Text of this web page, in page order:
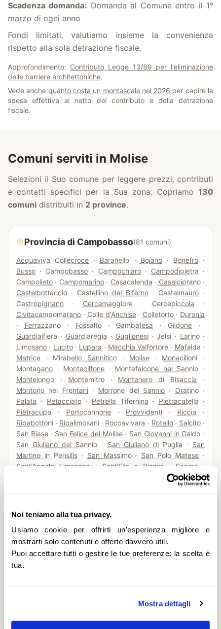
Noi teniamo alla tua privacy.
Usiamo cookie per offrirti un’esperienza migliore e
mostrarti solo contenuti e offerte davvero utili.
Puoi accettare tutti o gestire le tue preferenze: la scelta è
tua.
Mostra dettagli
Scadenza domanda: Domanda al Comune entro il 1°
marzo di ogni anno
Fondi limitati, valutiamo insieme la convenienza
rispetto alla sola detrazione fiscale.
Approfondimento: Contributo Legge 13/89 per l'eliminazione
delle barriere architettoniche.
Vede anche quanto costa un montascale nel 2026 per capire la
spesa effettiva al netto del contributo e della detrazione
fiscale.
Comuni serviti in Molise
Selezioni il Suo comune per leggere prezzi, contributi
e contatti specifici per la Sua zona. Copriamo 130
comuni distribuiti in 2 province.
Provincia di Campobasso(81 comuni)
Acquaviva Collecroce · Baranello · Bojano· Bonefro·
Busso · Campobasso · Campochiaro· Campodipietra ·
Campolieto · Campomarino· Casacalenda · Casalciprano·
Castelbottaccio · Castellino del Biferno · Castelmauro ·
Castropignano · Cercemaggiore· Cercepiccola ·
Civitacampomarano · Colle d'Anchise· Colletorto· Duronia
· Ferrazzano· Fossalto· Gambatesa · Gildone ·
Guardialfiera · Guardiaregia · Guglionesi ·Jelsi · Larino·
Limosano · Lucito· Lupara · Macchia Valfortore · Mafalda ·
Matrice · Mirabello Sannitico· Molise · Monacilioni ·
Montagano · Montecilfone · Montefalcone nel Sannio ·
Montelongo · Montemitro· Montenero di Bisaccia ·
Montorio nei Frentani· Morrone del Sannio · Oratino·
Palata · Petacciato · Petrella Tifernina · Pietracatella ·
Pietracupa · Portocannone · Provvidenti · Riccia ·
Ripabottoni · Ripalimosani · Roccavivara · Rotello· Salcito·
San Biase· San Felice del Molise· San Giovanni in Galdo ·
San Giuliano del Sannio · San Giuliano di Puglia · San
Martino in Pensilis· San Massimo· San Polo Matese ·
Sant'Angelo Limosano
Sant'Elia a Pianisi Sepino
·Trivento·
Provincia diIsernia(49 comuni)
Acquaviva d'Isernia· Agnone·Bagnoli del Trigno
Belmonte del Sannio·Cantalupo nel Sannio·Capracotta·
Carovilli
·Fornelli·Frosolone·
Montaquila·Montenero Val Cocchiara·Monteroduni·